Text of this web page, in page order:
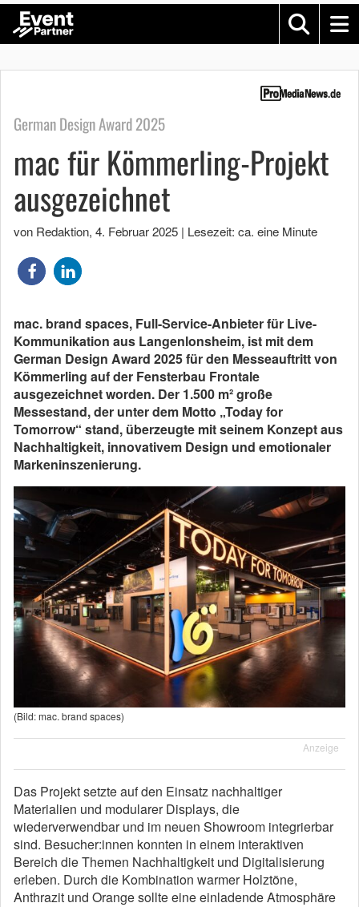
German Design Award 2025
mac für Kömmerling-Projekt
ausgezeichnet
von Redaktion, 4. Februar 2025 | Lesezeit: ca. eine Minute
mac. brand spaces, Full-Service-Anbieter für Live-
Kommunikation aus Langenlonsheim, ist mit dem
German Design Award 2025 für den Messeauftritt von
Kömmerling auf der Fensterbau Frontale
ausgezeichnet worden. Der 1.500 m² große
Messestand, der unter dem Motto „Today for
Tomorrow“ stand, überzeugte mit seinem Konzept aus
Nachhaltigkeit, innovativem Design und emotionaler
Markeninszenierung.
(Bild: mac. brand spaces)
Anzeige
Das Projekt setzte auf den Einsatz nachhaltiger
Materialien und modularer Displays, die
wiederverwendbar und im neuen Showroom integrierbar
sind. Besucher:innen konnten in einem interaktiven
Bereich die Themen Nachhaltigkeit und Digitalisierung
erleben. Durch die Kombination warmer Holztöne,
Anthrazit und Orange sollte eine einladende Atmosphäre